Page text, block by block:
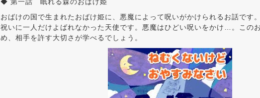
おばけの国で生まれたおばけ姫に、悪魔によって呪いがかけられるお話です
祝いに一人だけよばれなかった天使です。悪魔はひどい呪いをかけ…。この
め、相手を許す大切さが学べるでしょう。